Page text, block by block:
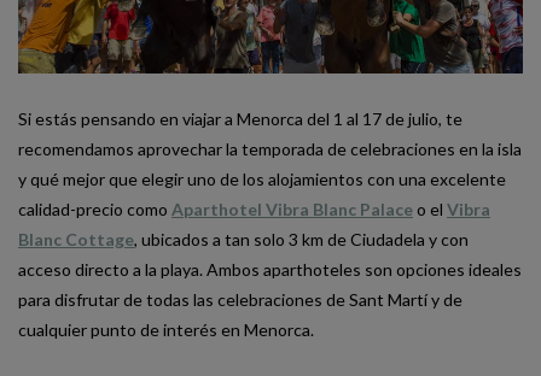
Si estás pensando en viajar a Menorca del 1 al 17 de julio, te
recomendamos aprovechar la temporada de celebraciones en la isla
y qué mejor que elegir uno de los alojamientos con una excelente
calidad-precio como Aparthotel Vibra Blanc Palaceo el Vibra
Blanc Cottage, ubicados a tan solo 3 km de Ciudadela y con
acceso directo a la playa. Ambos aparthoteles son opciones ideales
para disfrutar de todas las celebraciones de Sant Martí y de
cualquier punto de interés en Menorca.